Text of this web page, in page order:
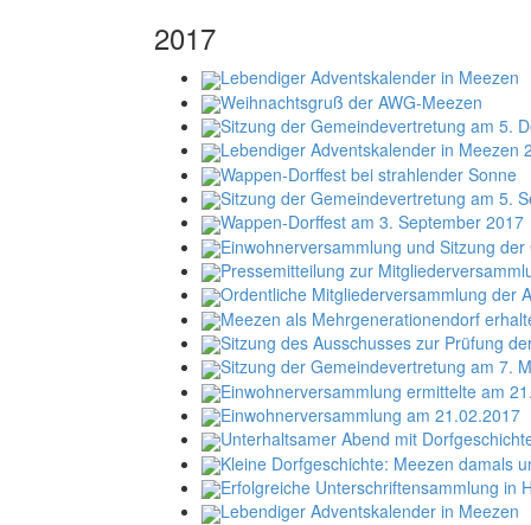
2017
Lebendiger Adventskalender in Meezen
Weihnachtsgruß der AWG-Meezen
Sitzung der Gemeindevertretung am 5.
Lebendiger Adventskalender in Meezen
Wappen-Dorffest bei strahlender Sonne
Sitzung der Gemeindevertretung am 5.
Wappen-Dorffest am 3. September 2017
Einwohnerversammlung und Sitzung
Pressemitteilung zur
Ordentliche Mitgliederversammlung der
Meezen als Mehrgenerationendorf
Sitzung des Ausschusses zur Prüfung
Sitzung der Gemeindevertretung am 7.
Einwohnerversammlung ermittelte am
Einwohnerversammlung am 21.02.2017
Unterhaltsamer Abend mit
Kleine Dorfgeschichte: Meezen damals
Erfolgreiche Unterschriftensammlung in
Lebendiger Adventskalender in Meezen